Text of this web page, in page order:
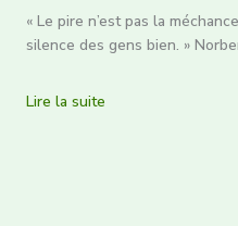
« Le pire n’est pas la
silence des gens bien. »
Lire la suite